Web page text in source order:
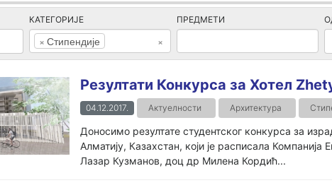
КАТЕГОРИЈЕ
×
× Стипендије
ПРЕДМЕТИ
Резултати Конкурса за Хотел
04.12.2017. Актуелности Архитектура
Доносимо резултате студентског конкурса за
Алматију, Казахстан, који је расписала
Лазар Кузманов, доц др Милена Кордић...